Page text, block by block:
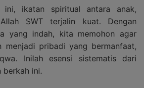
ini, ikatan spiritual antara anak,
SWT terjalin kuat. Dengan
yang indah, kita memohon agar
menjadi pribadi yang bermanfaat,
Inilah esensi sistematis dari
berkah ini.